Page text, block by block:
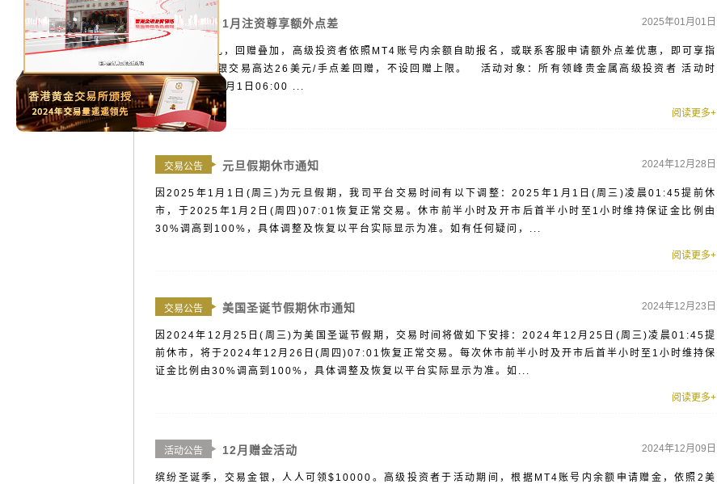
活动公告 1月注资尊享额外点差 2025年01月01日
新年开局好礼，回赠叠加，高级投资者依照MT4账号内余额自助报名，或联系客服申请额外点差优惠，即可享指
定的伦敦金/银交易高达26美元/手点差回赠，不设回赠上限。 活动对象：所有领峰贵金属高级投资者 活动时
间：2025年1月1日06:00 ...
阅读更多+
交易公告 元旦假期休市通知 2024年12月28日
因2025年1月1日(周三)为元旦假期，我司平台交易时间有以下调整：2025年1月1日(周三)凌晨01:45提前休
市，于2025年1月2日(周四)07:01恢复正常交易。休市前半小时及开市后首半小时至1小时维持保证金比例由
30%调高到100%，具体调整及恢复以平台实际显示为准。如有任何疑问，...
阅读更多+
交易公告 美国圣诞节假期休市通知 2024年12月23日
因2024年12月25日(周三)为美国圣诞节假期，交易时间将做如下安排：2024年12月25日(周三)凌晨01:45提
前休市，将于2024年12月26日(周四)07:01恢复正常交易。每次休市前半小时及开市后首半小时至1小时维持保
证金比例由30%调高到100%，具体调整及恢复以平台实际显示为准。如...
阅读更多+
活动公告 12月赠金活动 2024年12月09日
缤纷圣诞季，交易金银，人人可领$10000。高级投资者于活动期间，根据MT4账号内余额申请赠金，依照2美